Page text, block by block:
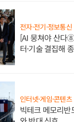
전자·전기·정보통신
[AI 뭉쳐야 산다
터·기술 결집해
인터넷·게임·콘텐츠
빅테크 메모리반